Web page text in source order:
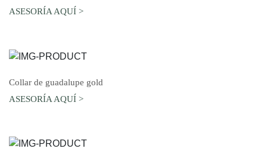
ASESORÍA AQUÍ >
AGREGAR AL CARRO
Collar de guadalupe gold
ASESORÍA AQUÍ >